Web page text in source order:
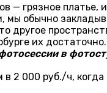
— грязное платье,
обычно
другое
их достаточно.
в
2 000 руб./ч,